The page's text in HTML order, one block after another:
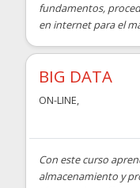
fundamentos,
en internet para el
BIG DATA
ON-LINE,
Con este curso
almacenamiento y